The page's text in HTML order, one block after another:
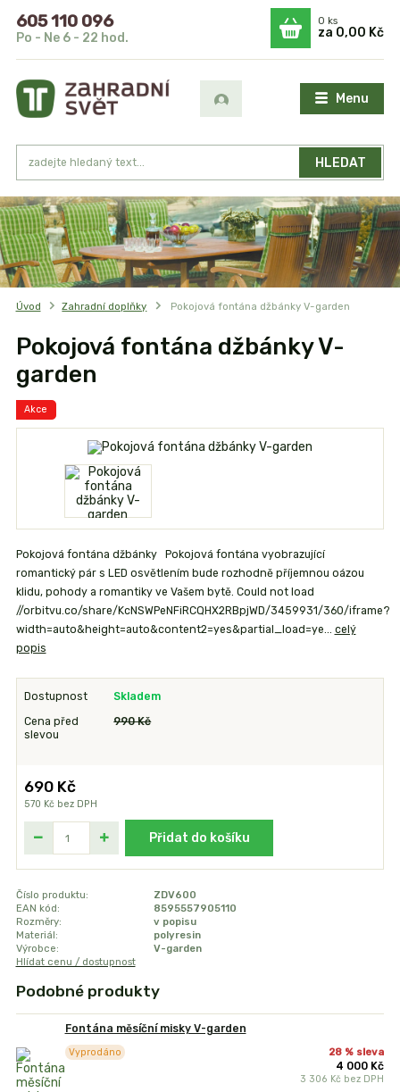
Menu
HLEDAT
605 110 096
Po - Ne 6 - 22 hod.
0ks
za 0,00 Kč
Úvod Zahradní doplňky Pokojová fontána džbánky V-garden
Pokojová fontána džbánky V-
garden
Akce
Pokojová fontána džbánky Pokojová fontána vyobrazující
romantický pár s LED osvětlením bude rozhodně příjemnou oázou
klidu, pohody a romantiky ve Vašem bytě. Could not load
//orbitvu.co/share/KcNSWPeNFiRCQHX2RBpjWD/3459931/360/iframe?
width=auto&height=auto&content2=yes&partial_load=ye... celý
popis
Dostupnost Skladem
Cena před
slevou
990 Kč
690 Kč
570 Kč bez DPH
Přidat do košíku
Číslo produktu:
ZDV600
EAN kód:
8595557905110
Rozměry:
v popisu
Materiál:
polyresin
Výrobce:
V-garden
Hlídat cenu / dostupnost
Podobné produkty
Fontána měsíční misky V-garden
28 % sleva
4 000 Kč
3 306 Kč bez DPH
Vyprodáno